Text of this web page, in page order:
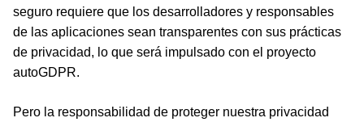
seguro requiere que los desarrolladores y responsables
de las aplicaciones sean transparentes con sus prácticas
de privacidad, lo que será impulsado con el proyecto
autoGDPR.
Pero la responsabilidad de proteger nuestra privacidad